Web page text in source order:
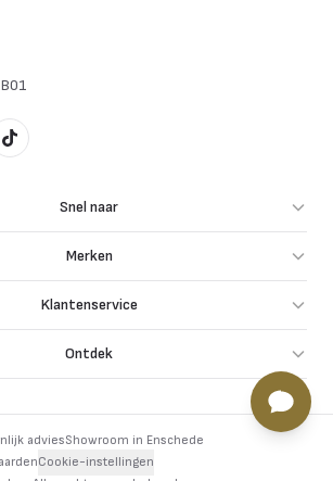
TikTok
Snel naar
Merken
Klantenservice
Ontdek
adviesShowroom in Enschede
Cookie-instellingen